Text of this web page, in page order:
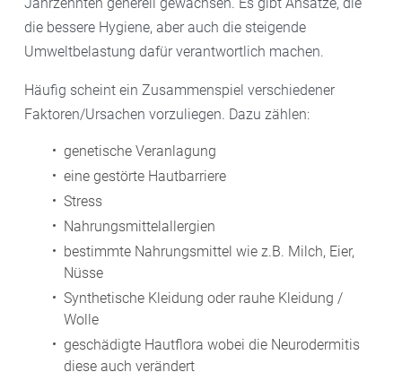
die bessere Hygiene, aber auch die steigende
Umweltbelastung dafür verantwortlich machen.
Häufig scheint ein Zusammenspiel verschiedener
Faktoren/Ursachen vorzuliegen. Dazu zählen:
genetische Veranlagung
eine gestörte Hautbarriere
Stress
Nahrungsmittelallergien
bestimmte Nahrungsmittel wie z.B. Milch, Eier,
Nüsse
Synthetische Kleidung oder rauhe Kleidung /
Wolle
geschädigte Hautflora wobei die Neurodermitis
diese auch verändert